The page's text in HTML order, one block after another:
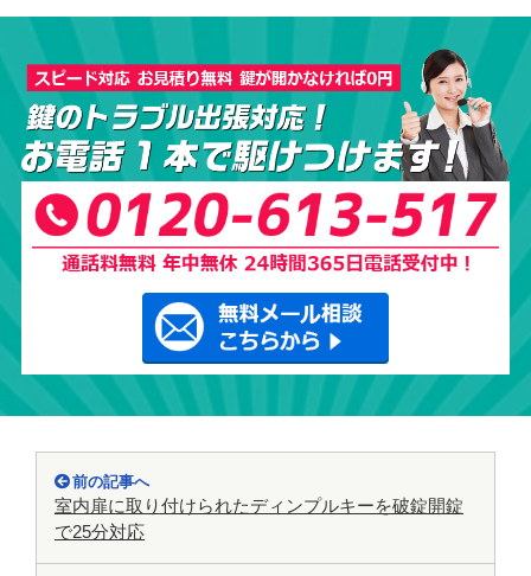
前の記事へ
室内扉に取り付けられたディンプルキーを破錠開錠
で25分対応